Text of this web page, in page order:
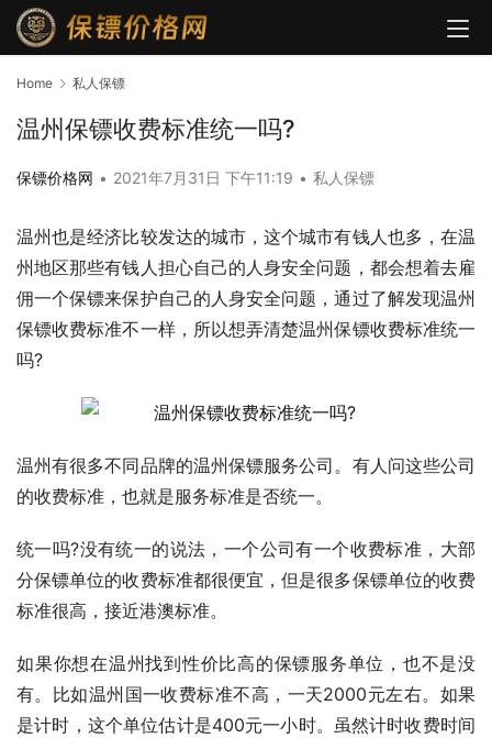
Home 私人保镖
温州保镖收费标准统一吗?
保镖价格网 • 2021年7月31日 下午11:19 • 私人保镖
温州也是经济比较发达的城市，这个城市有钱人也多，在温
州地区那些有钱人担心自己的人身安全问题，都会想着去雇
佣一个保镖来保护自己的人身安全问题，通过了解发现温州
保镖收费标准不一样，所以想弄清楚温州保镖收费标准统一
吗?
温州有很多不同品牌的温州保镖服务公司。有人问这些公司
的收费标准，也就是服务标准是否统一。
统一吗?没有统一的说法，一个公司有一个收费标准，大部
分保镖单位的收费标准都很便宜，但是很多保镖单位的收费
标准很高，接近港澳标准。
如果你想在温州找到性价比高的保镖服务单位，也不是没
有。比如温州国一收费标准不高，一天2000元左右。如果
是计时，这个单位估计是400元一小时。虽然计时收费时间